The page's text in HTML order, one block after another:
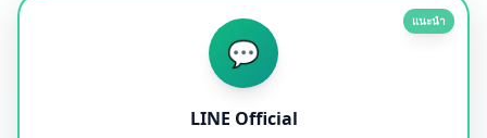
แนะนำ
💬
LINE Official